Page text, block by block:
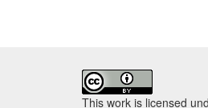
This work is licensed